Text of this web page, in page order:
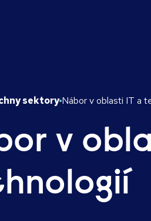
sektory Nábor v oblasti IT a
v